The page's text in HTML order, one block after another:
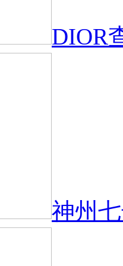
DIOR
神州